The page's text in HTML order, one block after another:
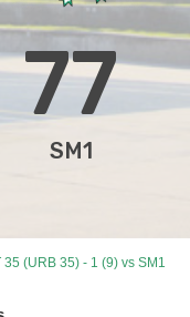
77
SM1
(URB 35) - 1 (9) vs SM1